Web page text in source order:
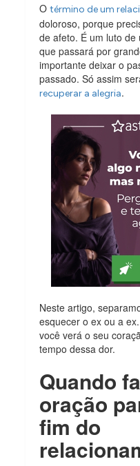
Otérmino de um
doloroso, porque
de afeto. É um luto
que passará por
importante deixar o
passado. Só assim
recuperar a alegria.
Neste artigo,
esquecer o ex ou a
você verá o seu
tempo dessa dor.
Quando
oração
fim do